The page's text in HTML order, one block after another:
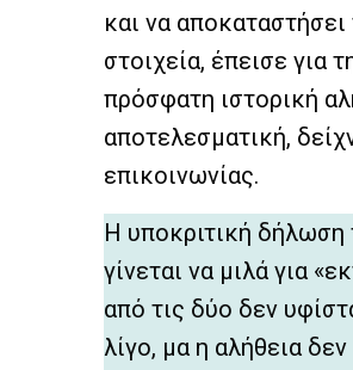
και να
στοιχεία, έπεισε για
πρόσφατη ιστορική
αποτελεσματική,
επικοινωνίας.
Η υποκριτική δήλωση
γίνεται να μιλά για
από τις δύο δεν
λίγο, μα η αλήθεια